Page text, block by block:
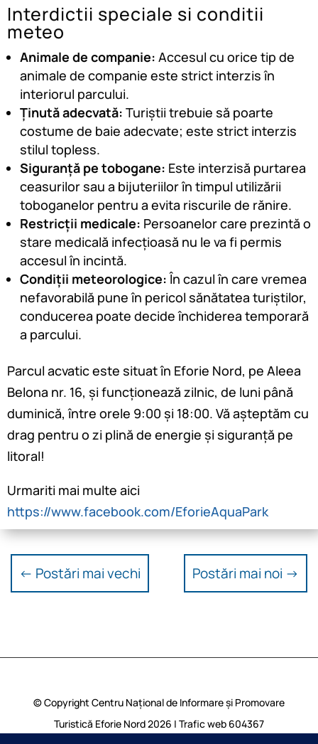
Interdictii speciale si conditii
meteo
Animale de companie: Accesul cu orice tip de
animale de companie este strict interzis în
interiorul parcului.
Ținută adecvată: Turiștii trebuie să poarte
costume de baie adecvate; este strict interzis
stilul topless.
Siguranță pe tobogane: Este interzisă purtarea
ceasurilor sau a bijuteriilor în timpul utilizării
toboganelor pentru a evita riscurile de rănire.
Restricții medicale: Persoanelor care prezintă o
stare medicală infecțioasă nu le va fi permis
accesul în incintă.
Condiții meteorologice:În cazul în care vremea
nefavorabilă pune în pericol sănătatea turiștilor,
conducerea poate decide închiderea temporară
a parcului.
Parcul acvatic este situat în Eforie Nord, pe Aleea
Belona nr. 16, și funcționează zilnic, de luni până
duminică, între orele 9:00 și 18:00. Vă așteptăm cu
drag pentru o zi plină de energie și siguranță pe
litoral!
Urmariti mai multe aici
https://www.facebook.com/EforieAquaPark
← Postări mai vechi Postări mai noi →
© Copyright Centru Național de Informare și Promovare
Turistică Eforie Nord 2026 | Trafic web 604367